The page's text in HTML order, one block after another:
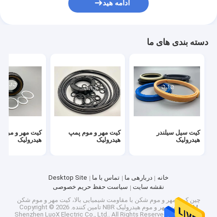
بوش سیلندر هیدرولیک
تکه های فولادی سبک
ادامه هید
دسته بندی های ما
کیت سیل سیلندر
هیدرولیک
کیت مهر و موم پمپ
هیدرولیک
کیت مهر و موم
هیدرولیک
خانه دربارهی ما تماس با ما
Desktop Site
نقشه سایت
سیاست حفظ حریم خصوصی
چین کیت مهر و موم شکن با مقاومت شیمیایی بالا، کیت مهر و موم شکن
POM، کیت مهر و موم هیدرولیک NBR تامین کننده.
Copyright © 2026
Shenzhen LuoX Electric Co., Ltd.. All Rights Reserved. Developed